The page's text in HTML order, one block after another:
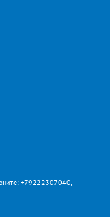
+79222307040,